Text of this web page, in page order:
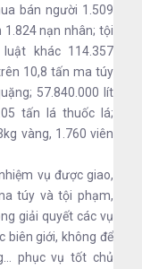
bán người 1.509
nạn nhân; tội
khác 114.357
10,8 tấn ma túy
57.840.000 lít
tấn lá thuốc lá;
vàng, 1.760 viên
vụ được giao,
túy và tội phạm,
giải quyết các vụ
biên giới, không để
phục vụ tốt chủ